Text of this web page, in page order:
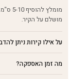
מושלם על הקיר.
על אילו קירות ניתן
מה זמן האספקה?